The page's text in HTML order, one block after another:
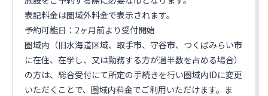
表記料金は圏域外料金で表示されます。
予約可能日：2ヶ月前より受付開始
圏域内（旧水海道区域、取手市、守谷市、つくばみらい市
に在住、在学し、又は勤務する方が過半数を占める場合）
の方は、総合受付にて所定の手続きを行い圏域内IDに変更
いただくことで、圏域内料金でご利用いただけます。ま